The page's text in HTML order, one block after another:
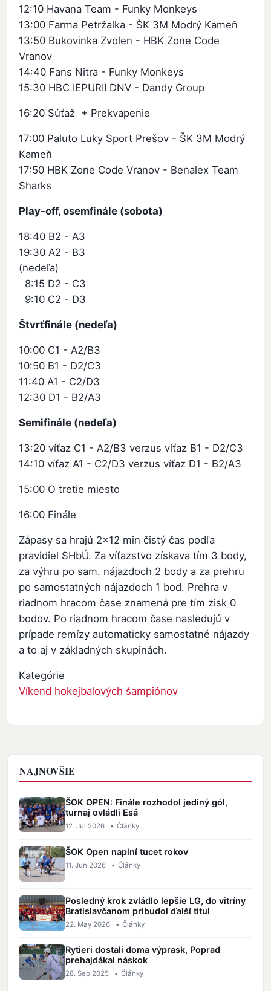
12:10 Havana Team - Funky Monkeys
13:00 Farma Petržalka - ŠK 3M Modrý Kameň
13:50 Bukovinka Zvolen - HBK Zone Code
Vranov
14:40 Fans Nitra - Funky Monkeys
15:30 HBC IEPURII DNV - Dandy Group
16:20 Súťaž + Prekvapenie
17:00 Paluto Luky Sport Prešov - ŠK 3M Modrý
Kameň
17:50 HBK Zone Code Vranov - Benalex Team
Sharks
Play-off, osemfinále (sobota)
18:40 B2 - A3
19:30 A2 - B3
(nedeľa)
8:15 D2 - C3
9:10 C2 - D3
Štvrťfinále (nedeľa)
10:00 C1 - A2/B3
10:50 B1 - D2/C3
11:40 A1 - C2/D3
12:30 D1 - B2/A3
Semifinále (nedeľa)
13:20 víťaz C1 - A2/B3 verzus víťaz B1 - D2/C3
14:10 víťaz A1 - C2/D3 verzus víťaz D1 - B2/A3
15:00 O tretie miesto
16:00 Finále
Zápasy sa hrajú 2x12 min čistý čas podľa
pravidiel SHbÚ. Za víťazstvo získava tím 3 body,
za výhru po sam. nájazdoch 2 body a za prehru
po samostatných nájazdoch 1 bod. Prehra v
riadnom hracom čase znamená pre tím zisk 0
bodov. Po riadnom hracom čase nasledujú v
prípade remízy automaticky samostatné nájazdy
a to aj v základných skupinách.
Kategórie
Víkend hokejbalových šampiónov
NAJNOVŠIE
ŠOK OPEN: Finále rozhodol jediný gól,
turnaj ovládli Esá
12. Jul 2026 • Články
ŠOK Open naplní tucet rokov
11. Jun 2026 • Články
Posledný krok zvládlo lepšie LG, do vitríny
Bratislavčanom pribudol ďalší titul
22. May 2026 • Články
Rytieri dostali doma výprask, Poprad
prehajdákal náskok
28. Sep 2025 • Články